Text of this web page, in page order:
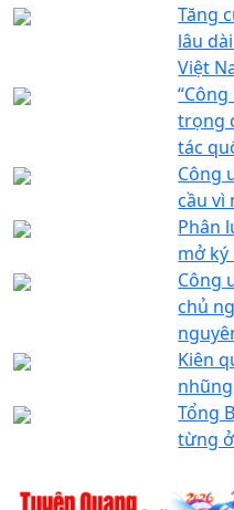
Tăng
lâu
Việt
trọng
tác
Công
cầu vì
Phân
mở ký
Công
chủ
Kiên
Tổng
từng